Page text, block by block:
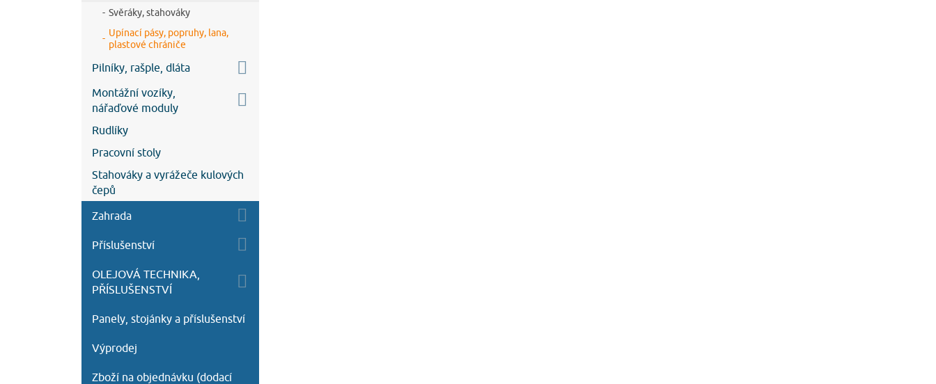
Svěráky, stahováky
Upínací pásy, popruhy, lana,
plastové chrániče
Pilníky, rašple, dláta
Montážní vozíky,
nářaďové moduly
Rudlíky
Pracovní stoly
Stahováky a vyrážeče kulových
čepů
Zahrada
Příslušenství
OLEJOVÁ TECHNIKA,
PŘÍSLUŠENSTVÍ
Panely, stojánky a příslušenství
Výprodej
Zboží na objednávku (dodací